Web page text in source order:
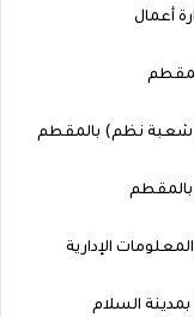
(شعبة نظم) بالمقطم
بالمقطم
الإدارية
بمدينة السلام